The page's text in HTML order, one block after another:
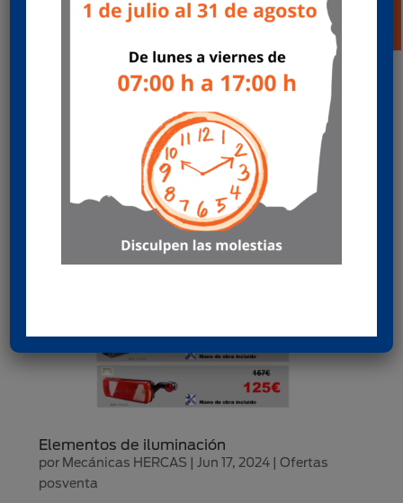
Oferta de servicio multimarca ¡Qué no se te falte
actuadores de freno. Valida hasta 31/12/2024 o
agotar existencias. Aprovecha nuestra
Elementos de iluminación
por Mecánicas HERCAS Jun 17, 2024 |Ofertas
posventa